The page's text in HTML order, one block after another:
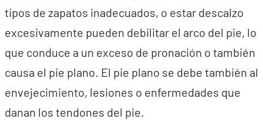
tipos de zapatos inadecuados, o estar descalzo
excesivamente pueden debilitar el arco del pie, lo
que conduce a un exceso de pronación o también
causa el pie plano. El pie plano se debe también al
envejecimiento, lesiones o enfermedades que
danan los tendones del pie.